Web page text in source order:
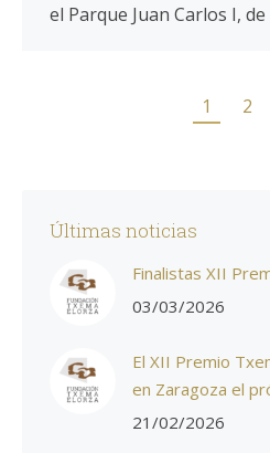
el Parque Juan Carlos I,
1 2
Últimas noticias
Finalistas XII
03/03/2026
El XII Premio
en Zaragoza el
21/02/2026